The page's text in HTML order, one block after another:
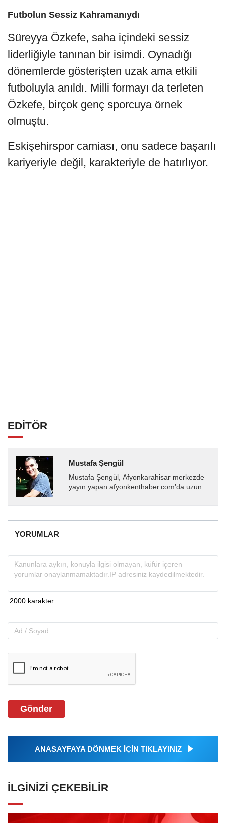
Futbolun Sessiz Kahramanıydı
Süreyya Özkefe, saha içindeki sessiz
liderliğiyle tanınan bir isimdi. Oynadığı
dönemlerde gösterişten uzak ama etkili
futboluyla anıldı. Milli formayı da terleten
Özkefe, birçok genç sporcuya örnek
olmuştu.
Eskişehirspor camiası, onu sadece başarılı
kariyeriyle değil, karakteriyle de hatırlıyor.
EDİTÖR
Mustafa Şengül
Mustafa Şengül, Afyonkarahisar merkezde
yayın yapan afyonkenthaber.com’da uzun
almakta, haber akışı...
YORUMLAR
Gönder
ANASAYFAYA DÖNMEK İÇİN TIKLAYINIZ
İLGINIZI ÇEKEBILIR